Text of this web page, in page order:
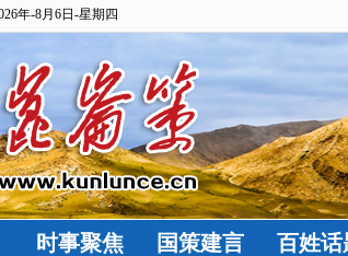
年-8月6日-星期四
时事聚焦 国策建言 百姓话